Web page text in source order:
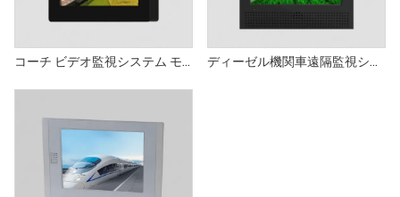
コーチ ビデオ監視システム モニター ディーゼル機関車遠隔監視システムサブ画面